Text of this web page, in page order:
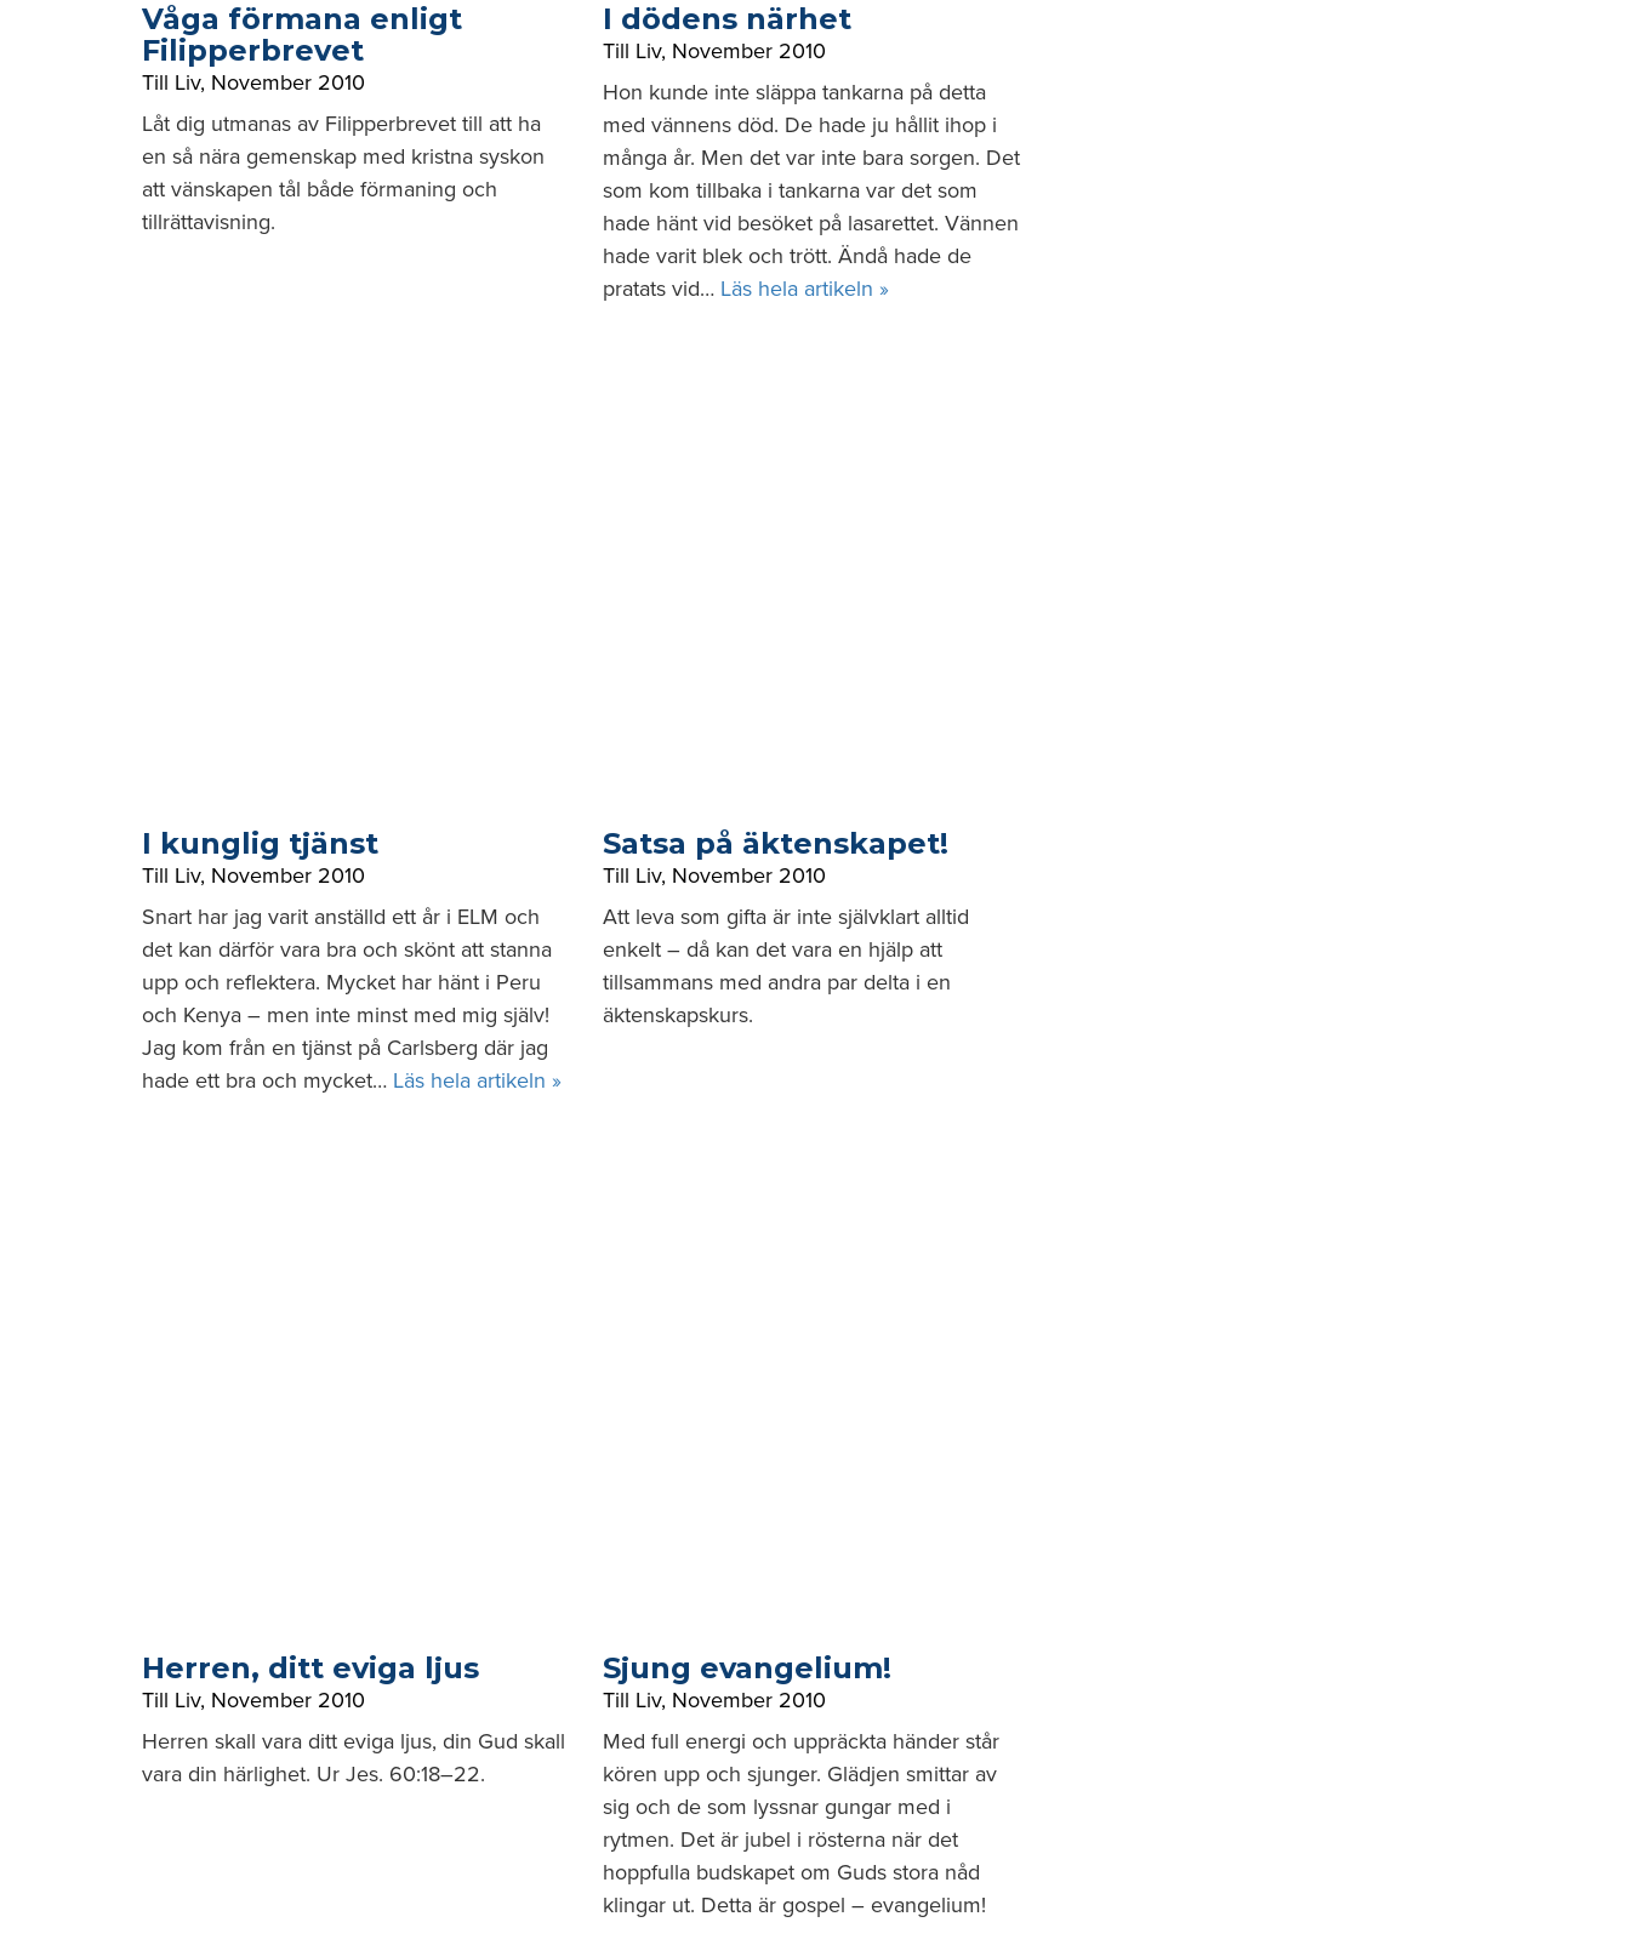
Våga förmana enligt
Filipperbrevet
Till Liv, November 2010
Låt dig utmanas av Filipperbrevet till att ha
en så nära gemenskap med kristna syskon
att vänskapen tål både förmaning och
tillrättavisning.
I dödens närhet
Till Liv, November 2010
Hon kunde inte släppa tankarna på detta
med vännens död. De hade ju hållit ihop i
många år. Men det var inte bara sorgen. Det
som kom tillbaka i tankarna var det som
hade hänt vid besöket på lasarettet. Vännen
hade varit blek och trött. Ändå hade de
pratats vid… Läs hela artikeln »
I kunglig tjänst
Till Liv, November 2010
Snart har jag varit anställd ett år i ELM och
det kan därför vara bra och skönt att stanna
upp och reflektera. Mycket har hänt i Peru
och Kenya – men inte minst med mig själv!
Jag kom från en tjänst på Carlsberg där jag
hade ett bra och mycket… Läs hela artikeln »
Satsa på äktenskapet!
Till Liv, November 2010
Att leva som gifta är inte självklart alltid
enkelt – då kan det vara en hjälp att
tillsammans med andra par delta i en
äktenskapskurs.
Herren, ditt eviga ljus
Till Liv, November 2010
Herren skall vara ditt eviga ljus, din Gud skall
vara din härlighet. Ur Jes. 60:18–22.
Sjung evangelium!
Till Liv, November 2010
Med full energi och uppräckta händer står
kören upp och sjunger. Glädjen smittar av
sig och de som lyssnar gungar med i
rytmen. Det är jubel i rösterna när det
hoppfulla budskapet om Guds stora nåd
klingar ut. Detta är gospel – evangelium!